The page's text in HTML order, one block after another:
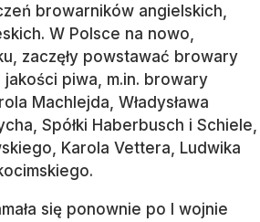
browarników angielskich,
W Polsce na nowo,
zaczęły powstawać browary
piwa, m.in. browary
Machlejda, Władysława
Spółki Haberbusch i Schiele,
Karola Vettera, Ludwika
się ponownie po I wojnie